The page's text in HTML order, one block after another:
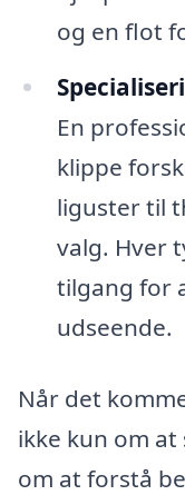
og en flot
En
klippe
liguster til
valg. Hver
tilgang for
udseende.
Når det
ikke kun om
om at forstå